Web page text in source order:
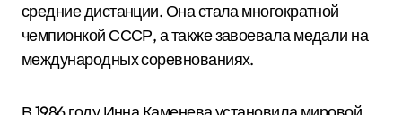
средние дистанции. Она стала многократной
чемпионкой СССР, а также завоевала медали на
международных соревнованиях.